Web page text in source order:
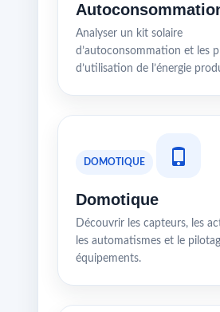
Analyser un kit solaire
d’autoconsommation et les
d’utilisation de l’énergie
DOMOTIQUE
Domotique
Découvrir les capteurs, les
les automatismes et le
équipements.